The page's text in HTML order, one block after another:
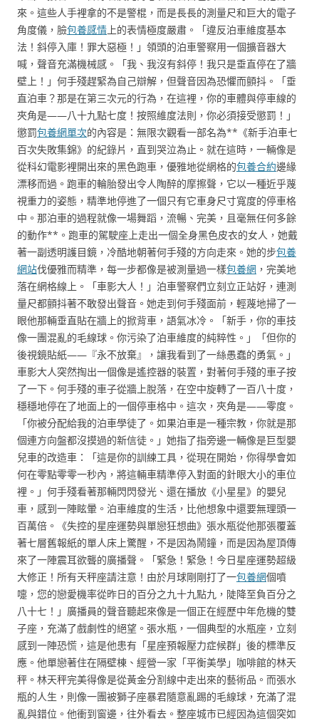
來。這些人手裡拿的不是警棍，而是長長的測量尺和巨大的電子
角度儀，臉包養感情 上的表情極度嚴肅。「違反泊車維度基本
法！斜停入庫！罪大惡極！」領頭的泊車警察用一個擴音器大
喊，聲音充滿機械感。「我、我沒有斜停！我只是垂直停在了牆
壁上！」何手殘趕緊為自己辯解，但聲音因為恐懼而顫抖。「垂
直泊車？那是在第三次元的行為，在這裡，你的車體與停車線的
夾角是——八十九點七度！按照維度法則，你必須接受懲罰！」
懲罰包養網單次的內容是：無限次觀看一部名為**《新手泊車七
百次失敗集錦》的紀錄片，直到哭泣為止。就在這時，一輛像是
從科幻電影裡開出來的黑色跑車，優雅地從網格的包養合約邊緣
漂移而過。跑車的輪胎發出令人陶醉的摩擦聲，它以一種近乎蔑
視重力的姿態，精準地停進了一個只有它車身尺寸寬度的停車格
中。那泊車的過程就像一場舞蹈，流暢、完美，且毫無任何多餘
的動作**。跑車的駕駛座上走出一個全身黑色皮衣的女人，她戴
著一副透明護目鏡，冷酷地朝著何手殘的方向走來。她的步包養
網站伐優雅而精準，每一步都像是被測量過一樣包養網 ，完美地
落在網格線上。「車影大人！」泊車警察們立刻立正站好，連測
量尺都顫抖著不敢發出聲音。她走到何手殘面前，輕蔑地掃了一
眼他那輛垂直貼在牆上的掀背車，語氣冰冷。「新手，你的車技
像一團混亂的毛線球。你污染了泊車維度的純粹性。」「但你的
後視鏡貼紙——『永不放棄』，讓我看到了一絲愚蠢的勇氣。」
車影大人突然掏出一個像是遙控器的裝置，對著何手殘的車子按
了一下。何手殘的車子從牆上脫落，在空中旋轉了一百八十度，
穩穩地停在了地面上的一個停車格中。這次，夾角是——零度。
「你被分配給我的泊車學徒了。如果泊車是一種宗教，你就是那
個連方向盤都沒摸過的新信徒。」她指了指旁邊一輛像是巨型嬰
兒車的改造車：「這是你的訓練工具，從現在開始，你得學會如
何在零點零零一秒內，將這輛車精準停入對面的針眼大小的車位
裡。」何手殘看著那輛閃閃發光、還在播放《小星星》的嬰兒
車，感到一陣眩暈。泊車維度的生活，比他想象中還要無理頭一
百萬倍。《失控的星座運勢與單戀狂想曲》張水瓶從他那張覆蓋
著七層舊報紙的單人床上驚醒，不是因為鬧鐘，而是因為屋頂傳
來了一陣震耳欲聾的廣播聲。「緊急！緊急！今日星座運勢超級
大修正！所有天秤座請注意！由於月球剛剛打了一包養網個噴
嚏，您的戀愛機率從昨日的百分之九十九點九，陡降至負百分之
八十七！」廣播員的聲音聽起來像是一個正在經歷中年危機的雙
子座，充滿了戲劇性的絕望。張水瓶，一個典型的水瓶座，立刻
感到一陣恐慌，這是他患有「星座預報壓力症候群」後的標準反
應。他單戀著住在隔壁棟、經營一家「平衡美學」咖啡館的林天
秤。林天秤完美得像是從黃金分割線中走出來的藝術品。而張水
瓶的人生，則像一團被獅子座暴君隨意亂踢的毛線球，充滿了混
亂與錯位。他衝到窗邊，往外看去。整座城市已經因為這個突如